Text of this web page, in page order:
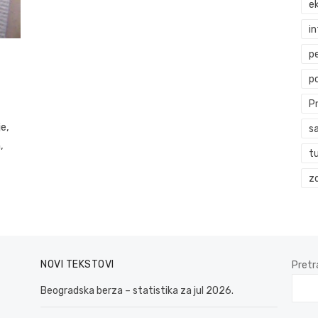
NOVI TEKSTOVI
Beogradska berza – statistika za jul 2026.